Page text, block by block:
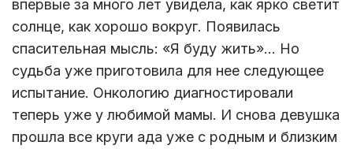
впервые за много лет увидела, как ярко светит
солнце, как хорошо вокруг. Появилась
спасительная мысль: «Я буду жить»... Но
судьба уже приготовила для нее следующее
испытание. Онкологию диагностировали
теперь уже у любимой мамы. И снова девушка
прошла все круги ада уже с родным и близким